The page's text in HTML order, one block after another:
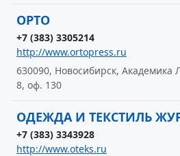
ОРТО
+7 (383) 3305214
http://www.ortopress.ru
630090, Новосибирск, Академика
8, оф. 130
ОДЕЖДА И ТЕКСТИЛЬ
+7 (383) 3343928
http://www.oteks.ru